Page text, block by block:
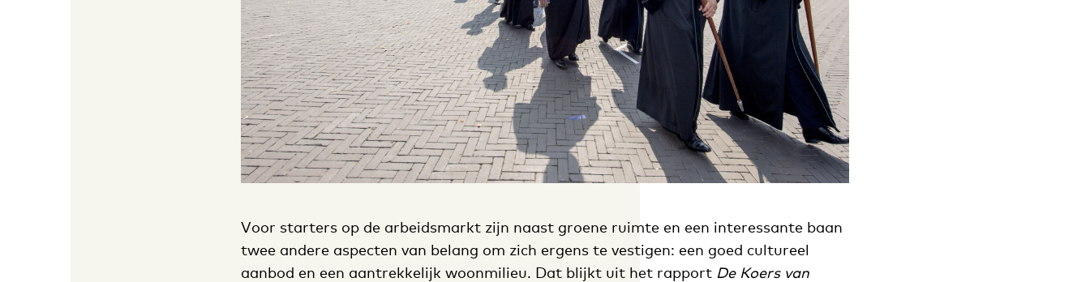
Voor starters op de arbeidsmarkt zijn naast groene ruimte en een interessante baan
twee andere aspecten van belang om zich ergens te vestigen: een goed cultureel
aanbod en een aantrekkelijk woonmilieu. Dat blijkt uit het rapport De Koers van